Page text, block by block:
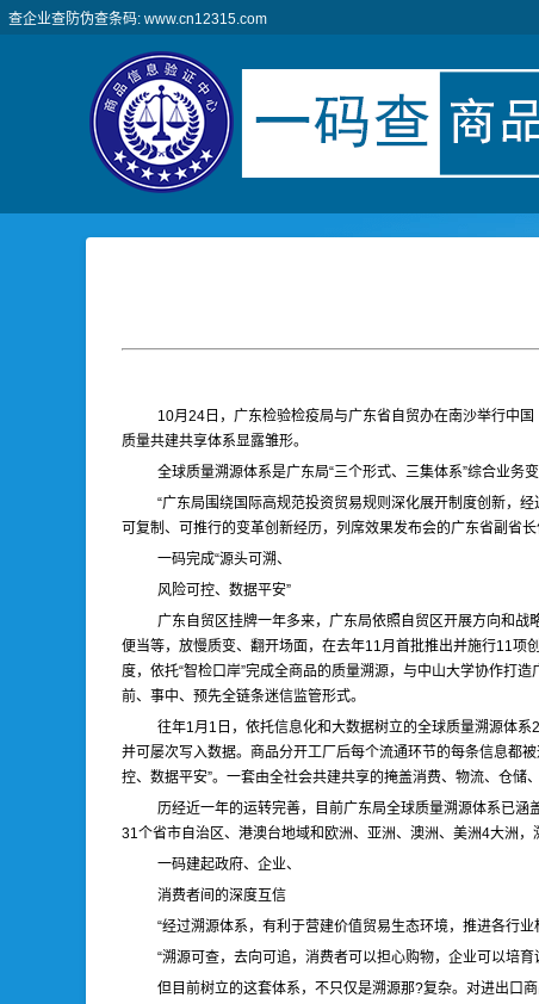
查企业查防伪查条码: www.cn12315.com
10月24日，广东检验检疫局与广东省自贸办在南沙举行中
质量共建共享体系显露雏形。
全球质量溯源体系是广东局“三个形式、三集体系”综合业务
“广东局围绕国际高规范投资贸易规则深化展开制度创新，
可复制、可推行的变革创新经历，列席效果发布会的广东省副省长
一码完成“源头可溯、
风险可控、数据平安”
广东自贸区挂牌一年多来，广东局依照自贸区开展方向和
便当等，放慢质变、翻开场面，在去年11月首批推出并施行11项
度，依托“智检口岸”完成全商品的质量溯源，与中山大学协作打
前、事中、预先全链条迷信监管形式。
往年1月1日，依托信息化和大数据树立的全球质量溯源体系
并可屡次写入数据。商品分开工厂后每个流通环节的每条信息都
控、数据平安”。一套由全社会共建共享的掩盖消费、物流、仓储
历经近一年的运转完善，目前广东局全球质量溯源体系已
31个省市自治区、港澳台地域和欧洲、亚洲、澳洲、美洲4大洲，
一码建起政府、企业、
消费者间的深度互信
“经过溯源体系，有利于营建价值贸易生态环境，推进各行
“溯源可查，去向可追，消费者可以担心购物，企业可以培
但目前树立的这套体系，不只仅是溯源那?复杂。对进出口